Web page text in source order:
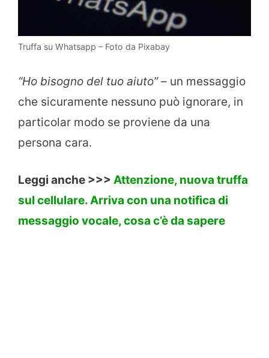
Truffa su Whatsapp – Foto da Pixabay
“Ho bisogno del tuo aiuto”– un messaggio
che sicuramente nessuno può ignorare, in
particolar modo se proviene da una
persona cara.
Leggi anche >>> Attenzione, nuova truffa
sul cellulare. Arriva con una notifica di
messaggio vocale, cosa c’è da sapere